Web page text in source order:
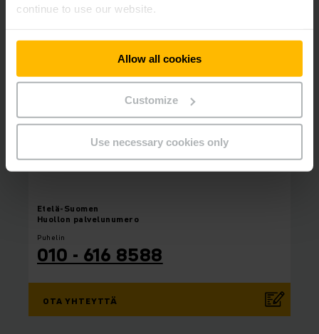
continue to use our website.
Allow all cookies
Customize
Use necessary cookies only
Etelä-Suomen
Huollon palvelunumero
Puhelin
010 - 616 8588
OTA YHTEYTTÄ